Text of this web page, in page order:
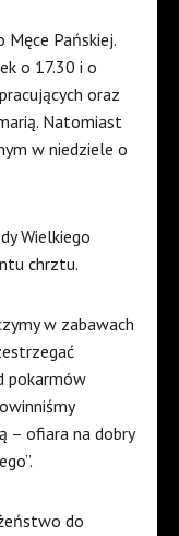
Męce Pańskiej.
o 17.30 i o
oraz
Natomiast
w niedziele o
Wielkiego
chrztu.
w zabawach
pokarmów
– ofiara na dobry
do